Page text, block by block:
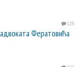
123
Фератовића